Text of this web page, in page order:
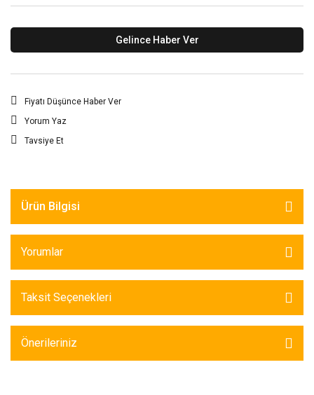
Gelince Haber Ver
Fiyatı Düşünce Haber Ver
Yorum Yaz
Tavsiye Et
Ürün Bilgisi
Yorumlar
Taksit Seçenekleri
Önerileriniz